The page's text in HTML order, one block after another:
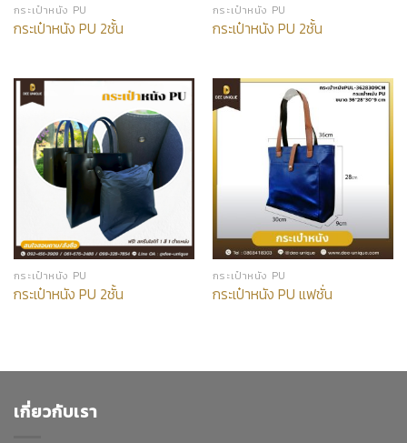
กระเป๋าหนัง PU
กระเป๋าหนัง PU 2ชั้น
กระเป๋าหนัง PU
กระเป๋าหนัง PU 2ชั้น
กระเป๋าหนัง PU
กระเป๋าหนัง PU 2ชั้น
กระเป๋าหนัง PU
กระเป๋าหนัง PU แฟชั่น
เกี่ยวกับเรา